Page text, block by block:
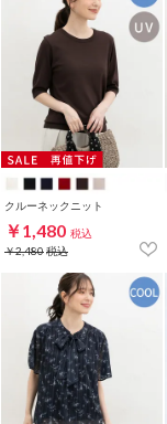
クルーネックニット
￥1,480 税込
￥2,480税込